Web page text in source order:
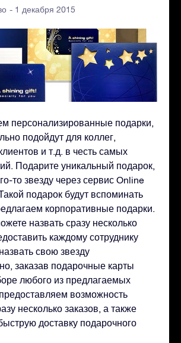
- 1 декабря 2015
персонализированные подарки,
подойдут для коллег,
и т.д. в честь самых
Подарите уникальный подарок,
то звезду через сервис Online
подарок будут вспоминать
корпоративные подарки.
назвать сразу несколько
каждому сотруднику
свою звезду
заказав подарочные карты
любого из предлагаемых
возможность
несколько заказов, а также
доставку подарочного